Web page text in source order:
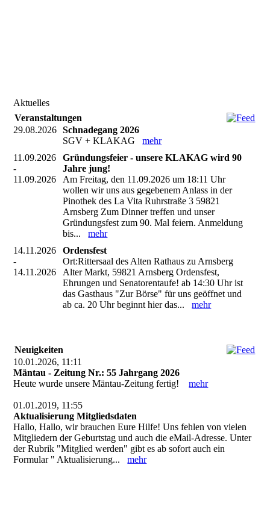
Aktuelles
Veranstaltungen
29.08.2026
Schnadegang 2026
SGV + KLAKAGmehr
11.09.2026
-
11.09.2026
Gründungsfeier - unsere KLAKAG wird 90
Jahre jung!
Am Freitag, den 11.09.2026 um 18:11 Uhr
wollen wir uns aus gegebenem Anlass in der
Pinothek des La Vita Ruhrstraße 3 59821
Arnsberg Zum Dinner treffen und unser
Gründungsfest zum 90. Mal feiern. Anmeldung
bis...mehr
14.11.2026
-
14.11.2026
Ordensfest
Ort:Rittersaal des Alten Rathaus zu Arnsberg
Alter Markt, 59821 Arnsberg Ordensfest,
Ehrungen und Senatorentaufe! ab 14:30 Uhr ist
das Gasthaus "Zur Börse" für uns geöffnet und
ab ca. 20 Uhr beginnt hier das...mehr
Neuigkeiten
10.01.2026, 11:11
Mäntau - Zeitung Nr.: 55 Jahrgang 2026
Heute wurde unsere Mäntau-Zeitung fertig!mehr
01.01.2019, 11:55
Aktualisierung Mitgliedsdaten
Hallo, Hallo, wir brauchen Eure Hilfe! Uns fehlen von vielen
Mitgliedern der Geburtstag und auch die eMail-Adresse. Unter
der Rubrik "Mitglied werden" gibt es ab sofort auch ein
Formular " Aktualisierung...mehr